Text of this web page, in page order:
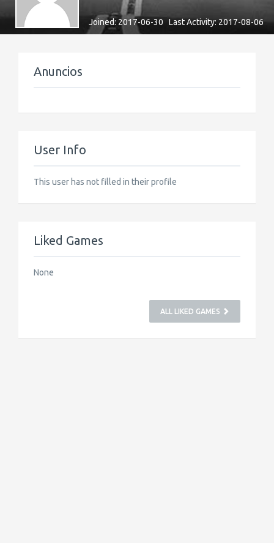
Joined: 2017-06-30 Last Activity: 2017-08-06
Anuncios
User Info
This user has not filled in their profile
Liked Games
None
ALL LIKED GAMES